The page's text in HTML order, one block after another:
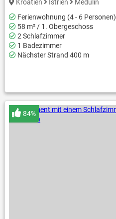
Kroatien Istrien
Medulin
Ferienwohnung (4 - 6 Personen)
58 m² / 1. Obergeschoss
2 Schlafzimmer
1 Badezimmer
Nächster Strand 400 m
84%